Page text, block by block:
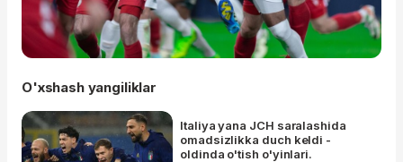
O'xshash yangiliklar
Italiya yana JCH saralashida
omadsizlikka duch keldi -
oldinda o'tish o'yinlari.